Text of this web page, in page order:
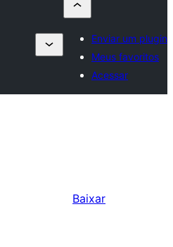
Enviar um plugin
Meus favoritos
Acessar
Baixar